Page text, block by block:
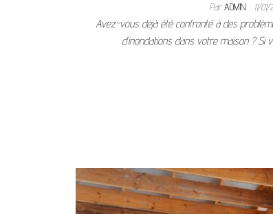
ParADMIN 11/
Avez-vous déjà été confronté à des
d’inondations dans votre maison ? Si